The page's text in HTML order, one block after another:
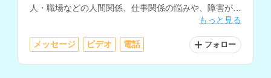
人・職場などの人間関係、仕事関係の悩みや、障害があ
もっと見る
メッセージ ビデオ 電話 フォロー